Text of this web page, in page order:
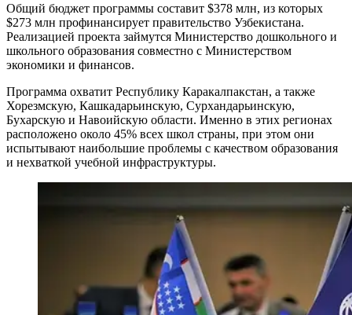
Общий бюджет программы составит $378 млн, из которых
$273 млн профинансирует правительство Узбекистана.
Реализацией проекта займутся Министерство дошкольного и
школьного образования совместно с Министерством
экономики и финансов.
Программа охватит Республику Каракалпакстан, а также
Хорезмскую, Кашкадарьинскую, Сурхандарьинскую,
Бухарскую и Навоийскую области. Именно в этих регионах
расположено около 45% всех школ страны, при этом они
испытывают наибольшие проблемы с качеством образования
и нехваткой учебной инфраструктуры.